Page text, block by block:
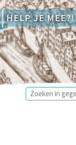
HELP JE MEE?!